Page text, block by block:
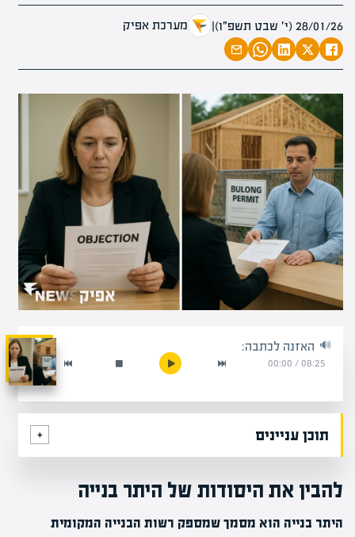
28/01/26 (י׳ שבט תשפ״ו) | מערכת אפיק
האזנה לכתבה:
08:25
/
00:00
תוכן עניינים
להבין את היסודות של היתר בנייה
היתר בנייה הוא מסמך שמספק רשות הבנייה המקומית